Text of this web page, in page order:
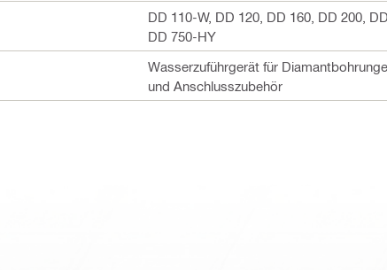
DD 110-W, DD 120, DD 160, DD 200,
DD 750-HY
Wasserzuführgerät für
und Anschlusszubehör